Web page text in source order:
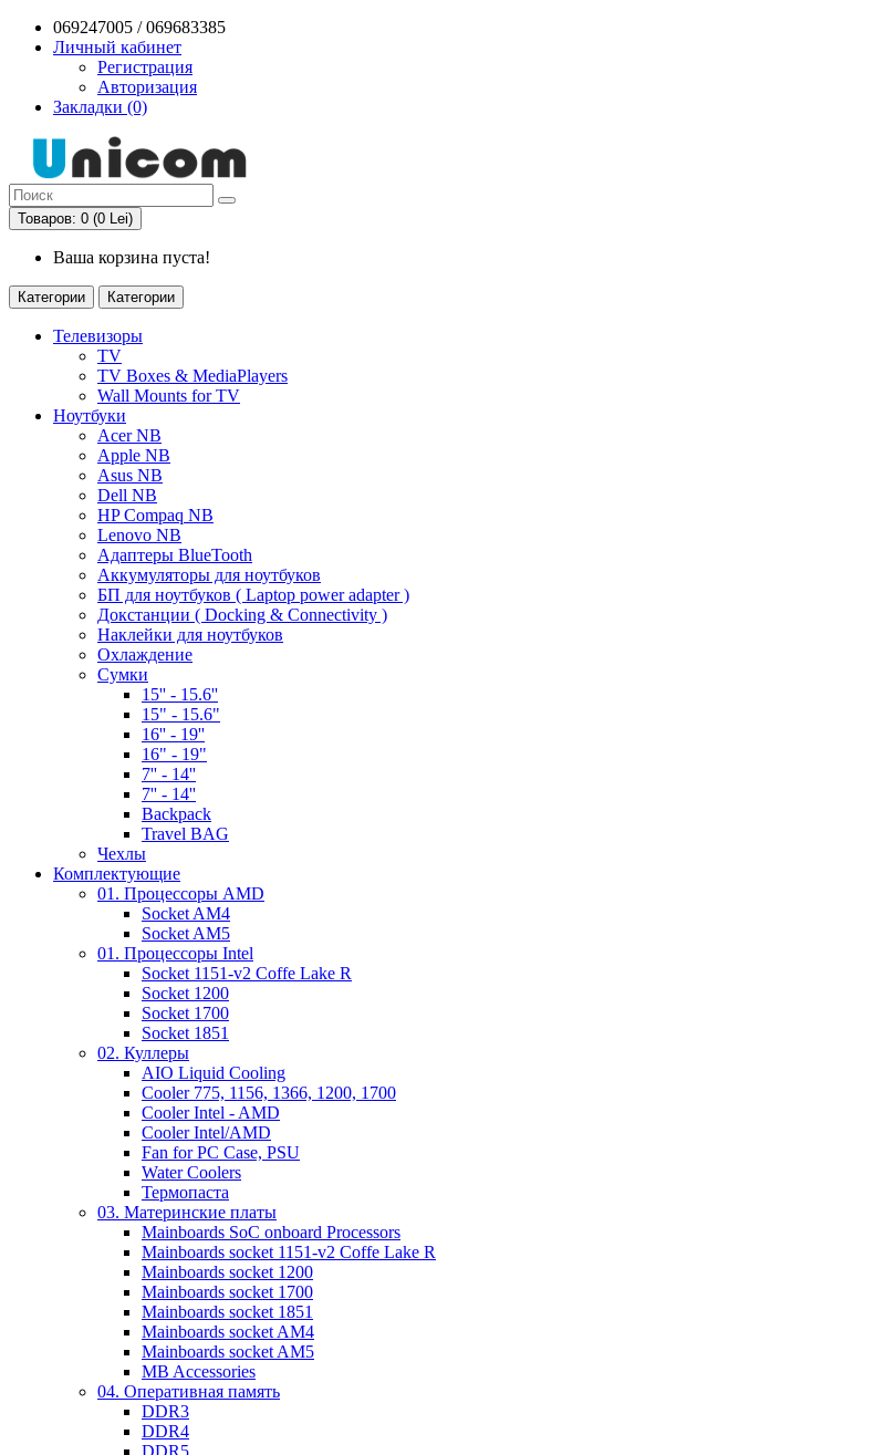
069247005 / 069683385
Личный кабинет
Регистрация
Авторизация
Закладки (0)
Товаров: 0 (0 Lei)
Ваша корзина пуста!
Категории Категории
Телевизоры
TV
TV Boxes & MediaPlayers
Wall Mounts for TV
Ноутбуки
Acer NB
Apple NB
Asus NB
Dell NB
HP Compaq NB
Lenovo NB
Адаптеры BlueTooth
Аккумуляторы для ноутбуков
БП для ноутбуков ( Laptop power adapter )
Докстанции ( Docking & Connectivity )
Наклейки для ноутбуков
Охлаждение
Сумки
15'' - 15.6''
15" - 15.6"
16'' - 19''
16" - 19"
7'' - 14''
7'' - 14''
Backpack
Travel BAG
Чехлы
Комплектующие
01. Процессоры AMD
Socket AM4
Socket AM5
01. Процессоры Intel
Socket 1151-v2 Coffe Lake R
Socket 1200
Socket 1700
Socket 1851
02. Куллеры
AIO Liquid Cooling
Cooler 775, 1156, 1366, 1200, 1700
Cooler Intel - AMD
Cooler Intel/AMD
Fan for PC Case, PSU
Water Coolers
Термопаста
03. Материнские платы
Mainboards SoC onboard Processors
Mainboards socket 1151-v2 Coffe Lake R
Mainboards socket 1200
Mainboards socket 1700
Mainboards socket 1851
Mainboards socket AM4
Mainboards socket AM5
MB Accessories
04. Оперативная память
DDR3
DDR4
DDR5